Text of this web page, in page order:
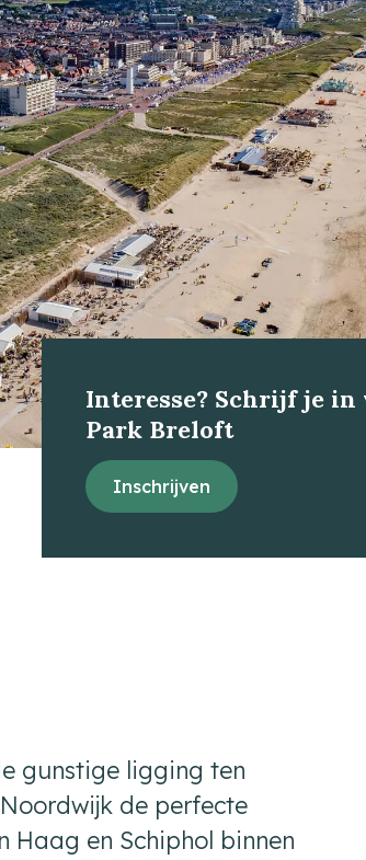
Interesse? Schrijf je in
Park Breloft
Inschrijven
gunstige ligging ten
de perfecte
Haag en Schiphol binnen